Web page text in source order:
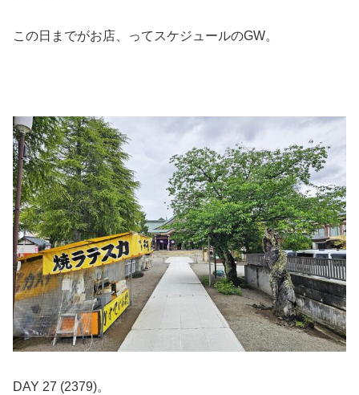
この日までがお店、ってスケジュールのGW。
DAY 27 (2379)。